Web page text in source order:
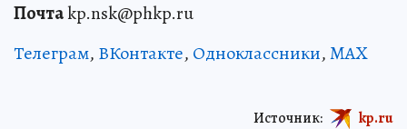
Почтаkp.nsk@phkp.ru
Телеграм, ВКонтакте, Одноклассники,MAX
Источник: kp.ru